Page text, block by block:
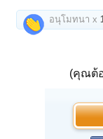
อนุโมทนา x
(คุณต้